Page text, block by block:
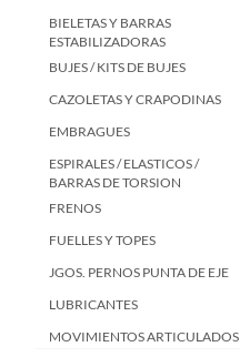
BIELETAS Y BARRAS
ESTABILIZADORAS
BUJES / KITS DE BUJES
CAZOLETAS Y CRAPODINAS
EMBRAGUES
ESPIRALES / ELASTICOS /
BARRAS DE TORSION
FRENOS
FUELLES Y TOPES
JGOS. PERNOS PUNTA DE EJE
LUBRICANTES
MOVIMIENTOS ARTICULADOS